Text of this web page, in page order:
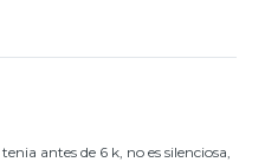
antes de 6 k, no es silenciosa,